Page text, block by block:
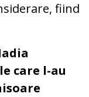
fiind
care l-au